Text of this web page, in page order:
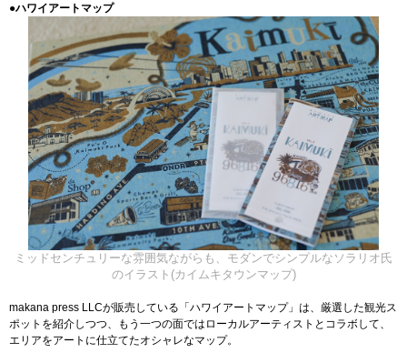
●ハワイアートマップ
ミッドセンチュリーな雰囲気ながらも、モダンでシンプルなソラリオ氏
のイラスト(カイムキタウンマップ)
makana press LLCが販売している「ハワイアートマップ」は、厳選した観光ス
ポットを紹介しつつ、もう一つの面ではローカルアーティストとコラボして、
エリアをアートに仕立てたオシャレなマップ。